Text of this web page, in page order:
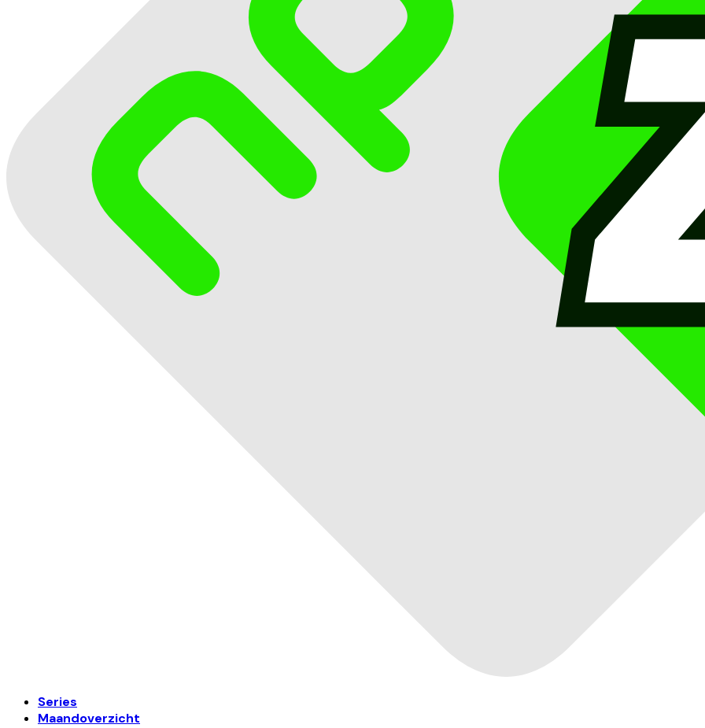
Series
Maandoverzicht